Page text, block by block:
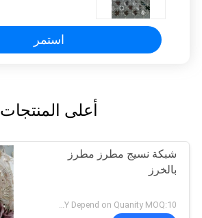
استمر
أعلى المنتجات
شبكة نسيج مطرز مطرز
بالخرز
USD8-12/Y Depend on Quanity MOQ:10 ياردة